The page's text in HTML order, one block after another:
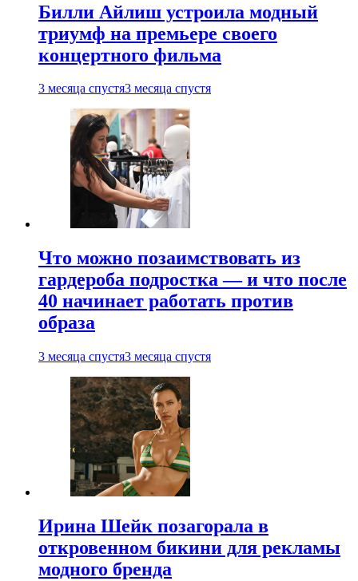
Билли Айлиш устроила модный
триумф на премьере своего
концертного фильма
3 месяца спустя3 месяца спустя
Что можно позаимствовать из
гардероба подростка — и что после
40 начинает работать против
образа
3 месяца спустя3 месяца спустя
Ирина Шейк позагорала в
откровенном бикини для рекламы
модного бренда